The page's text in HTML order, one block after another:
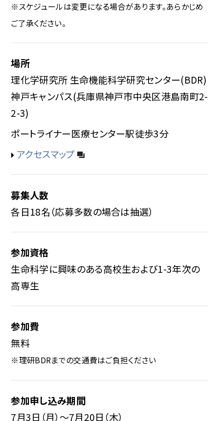
※スケジュールは変更になる場合があります。あらかじめ
ご了承ください。
場所
理化学研究所 生命機能科学研究センター(BDR)
神戸キャンパス(兵庫県神戸市中央区港島南町2-
2-3)
ポートライナー医療センター駅徒歩3分
アクセスマップ
募集人数
各日18名（応募多数の場合は抽選）
参加資格
生命科学に興味のある高校生および1-3年次の
高専生
参加費
無料
※理研BDRまでの交通費はご負担ください
参加申し込み期間
7月3日（月）〜7月20日（木）